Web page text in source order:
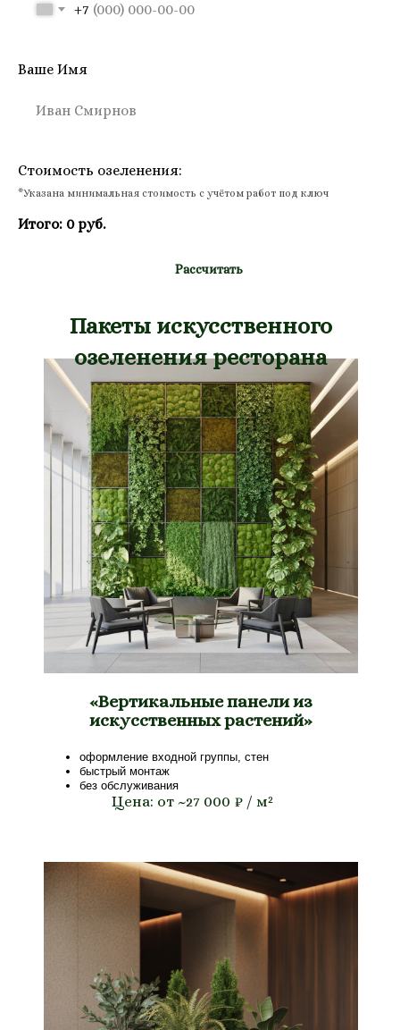
+7
Ваше Имя
Иван Смирнов
Стоимость озеленения:
*Указана минимальная стоимость с учётом работ под ключ
Итого: 0 руб.
Рассчитать
оформление входной группы, стен
быстрый монтаж
без обслуживания
Цена: от ~27 000 ₽ / м²
«Вертикальные панели из
искусственных растений»
Пакеты искусственного
озеленения ресторана